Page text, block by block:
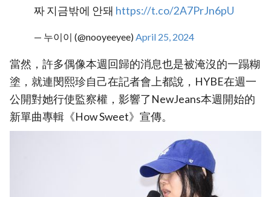
짜 지금밖에 안돼 https://t.co/2A7PrJn6pU
— 누이이 (@nooyeeyee)April 25, 2024
當然，許多偶像本週回歸的消息也是被淹沒的一蹋糊
塗，就連閔熙珍自己在記者會上都說，HYBE在週一
公開對她行使監察權，影響了NewJeans本週開始的
新單曲專輯《How Sweet》宣傳。